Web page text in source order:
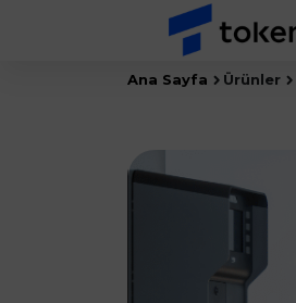
Ana Sayfa Ürünler